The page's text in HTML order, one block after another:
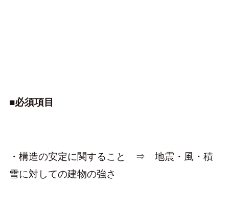
■必須項目
・構造の安定に関すること ⇒ 地震・風・積
雪に対しての建物の強さ